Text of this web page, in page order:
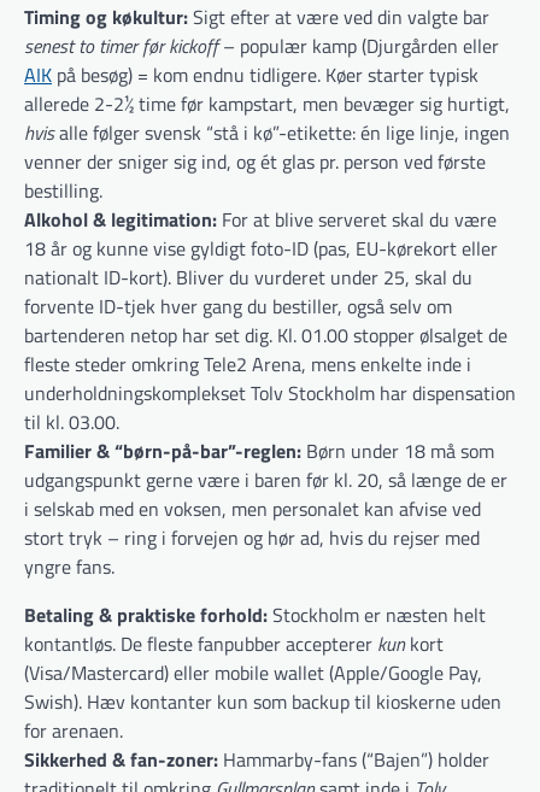
Timing og køkultur:Sigt efter at være ved din valgte bar
senest to timer før kickoff– populær kamp (Djurgården eller
AIK på besøg) = kom endnu tidligere. Køer starter typisk
allerede 2-2½ time før kampstart, men bevæger sig hurtigt,
hvisalle følger svensk “stå i kø”-etikette: én lige linje, ingen
venner der sniger sig ind, og ét glas pr. person ved første
bestilling.
Alkohol & legitimation: For at blive serveret skal du være
18 år og kunne vise gyldigt foto-ID (pas, EU-kørekort eller
nationalt ID-kort). Bliver du vurderet under 25, skal du
forvente ID-tjek hver gang du bestiller, også selv om
bartenderen netop har set dig. Kl. 01.00 stopper ølsalget de
fleste steder omkring Tele2 Arena, mens enkelte inde i
underholdningskomplekset Tolv Stockholm har dispensation
til kl. 03.00.
Familier & “børn-på-bar”-reglen: Børn under 18 må som
udgangspunkt gerne være i baren før kl. 20, så længe de er
i selskab med en voksen, men personalet kan afvise ved
stort tryk – ring i forvejen og hør ad, hvis du rejser med
yngre fans.
Betaling & praktiske forhold:Stockholm er næsten helt
kontantløs. De fleste fanpubber accepterer kunkort
(Visa/Mastercard) eller mobile wallet (Apple/Google Pay,
Swish). Hæv kontanter kun som backup til kioskerne uden
for arenaen.
Sikkerhed & fan-zoner: Hammarby-fans (“Bajen”) holder